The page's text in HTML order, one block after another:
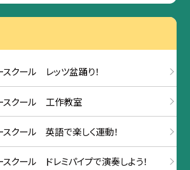
クール レッツ盆踊り！
スクール 工作教室
クール 英語で楽しく運動！
クール ドレミパイプで演奏しよう！